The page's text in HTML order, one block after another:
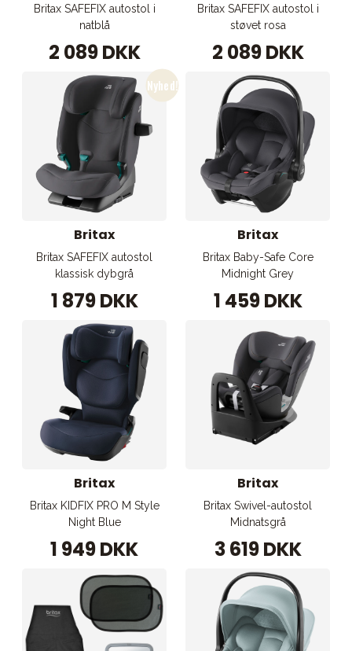
Britax SAFEFIX autostol i
natblå
2 089 DKK
Britax SAFEFIX autostol i
støvet rosa
2 089 DKK
Britax
Britax SAFEFIX autostol
klassisk dybgrå
1 879 DKK
Britax
Britax Baby-Safe Core
Midnight Grey
1 459 DKK
Britax
Britax KIDFIX PRO M Style
Night Blue
1 949 DKK
Britax
Britax Swivel-autostol
Midnatsgrå
3 619 DKK